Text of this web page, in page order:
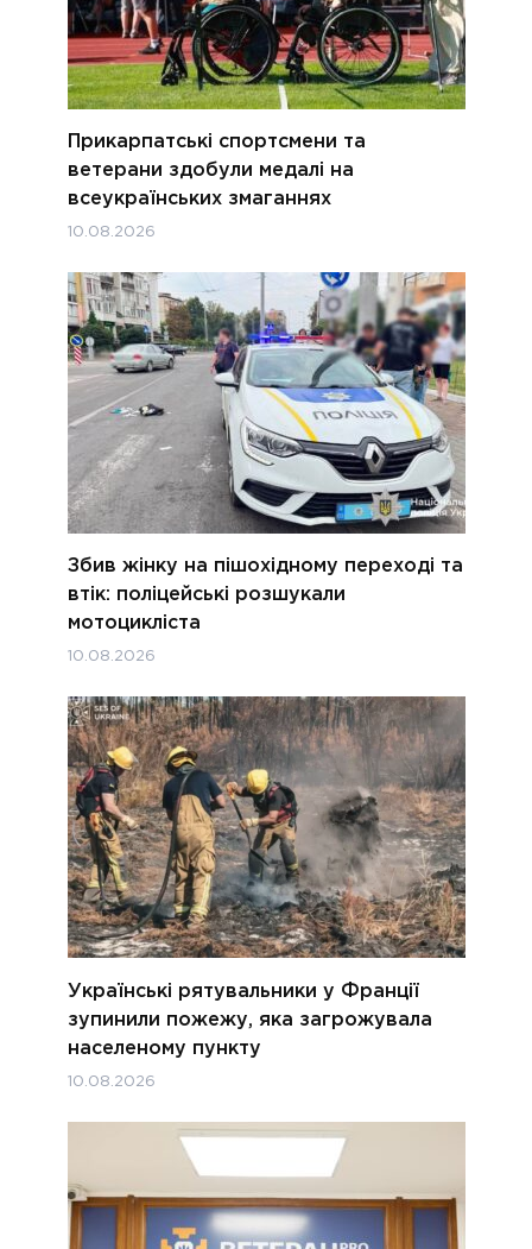
Прикарпатські спортсмени та
ветерани здобули медалі на
всеукраїнських змаганнях
10.08.2026
Збив жінку на пішохідному переході та
втік: поліцейські розшукали
мотоцикліста
10.08.2026
Українські рятувальники у Франції
зупинили пожежу, яка загрожувала
населеному пункту
10.08.2026